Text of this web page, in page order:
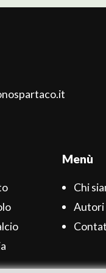
Menù
Chi
Autori